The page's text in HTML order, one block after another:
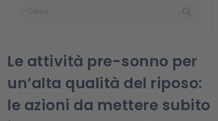
Le attività pre-sonno per
un’alta qualità del riposo:
le azioni da mettere subito